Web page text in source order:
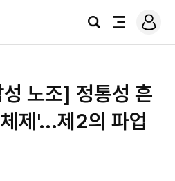
검
전
로
그
노조] 정통성 흔
제'...제2의 파업